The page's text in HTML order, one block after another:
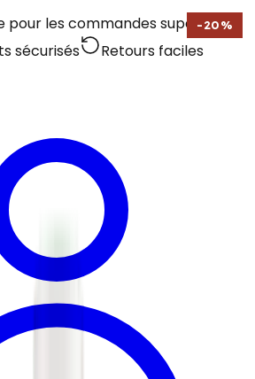
pour les commandes supérieures
sécurisés Retours faciles
- 20 %